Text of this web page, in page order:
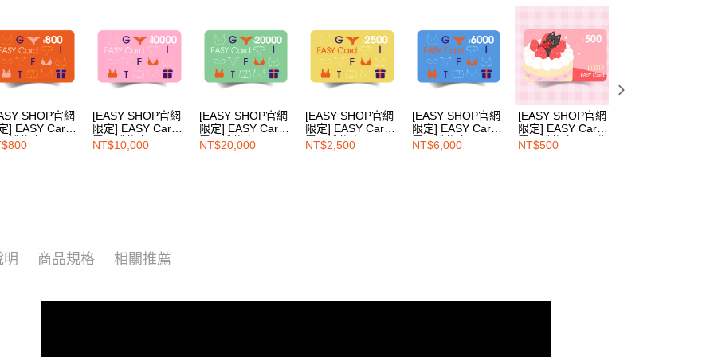
SHOP官網
] EASY Card
禮物卡-800
[EASY SHOP官網
限定] EASY Card
電子禮物卡-10000
NT$10,000
[EASY SHOP官網
限定] EASY Card
電子禮物卡-20000
NT$20,000
[EASY SHOP官網
限定] EASY Card
電子禮物卡-2500
NT$2,500
[EASY SHOP官網
限定] EASY Card
電子禮物卡-6000
NT$6,000
[EASY SHOP官網
限定] EASY Card
電子禮物卡-500生
日祝福卡
NT$500
明 商品規格 相關推薦